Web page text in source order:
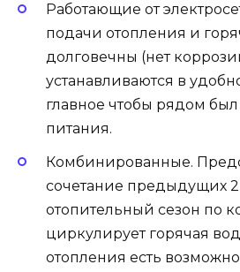
Работающие от
подачи отопления и
долговечны (нет
устанавливаются в
главное чтобы рядом
питания.
Комбинированные.
сочетание предыдущих 2
отопительный сезон по
циркулирует горячая
отопления есть